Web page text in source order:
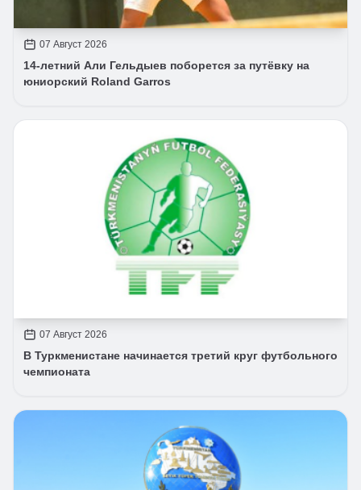
07 Август 2026
14-летний Али Гельдыев поборется за путёвку на
юниорский Roland Garros
07 Август 2026
В Туркменистане начинается третий круг футбольного
чемпионата